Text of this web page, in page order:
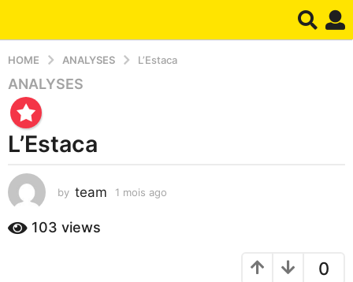
HOME ANALYSES L’Estaca
1
m
o
i
a
g
1
ANALYSES
L’Estaca
by team 1 mois ago
103 views
0